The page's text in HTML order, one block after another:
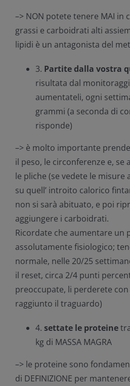
–> NON potete tenere MAI in
grassi e carboidrati alti
lipidi è un antagonista del
3. Partite dalla vostra
risultata dal
aumentateli, ogni
grammi (a seconda di
risponde)
–> è molto importante
il peso, le circonferenze e, se
le pliche (se vedete le
su quell’ introito calorico
non si sarà abituato, e poi
aggiungere i carboidrati.
Ricordate che aumentare un
assolutamente fisiologico;
normale, nelle 20/25
il reset, circa 2/4 punti
preoccupate, li perderete
raggiunto il traguardo)
4. settate le proteine
kg di MASSA MAGRA
–> le proteine sono
di DEFINIZIONE per